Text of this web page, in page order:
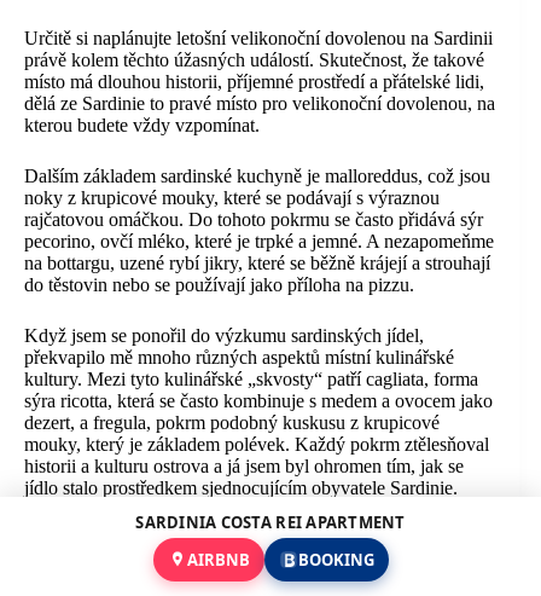
Určitě si naplánujte letošní velikonoční dovolenou na Sardinii
právě kolem těchto úžasných událostí. Skutečnost, že takové
místo má dlouhou historii, příjemné prostředí a přátelské lidi,
dělá ze Sardinie to pravé místo pro velikonoční dovolenou, na
kterou budete vždy vzpomínat.
Dalším základem sardinské kuchyně je malloreddus, což jsou
noky z krupicové mouky, které se podávají s výraznou
rajčatovou omáčkou. Do tohoto pokrmu se často přidává sýr
pecorino, ovčí mléko, které je trpké a jemné. A nezapomeňme
na bottargu, uzené rybí jikry, které se běžně krájejí a strouhají
do těstovin nebo se používají jako příloha na pizzu.
Když jsem se ponořil do výzkumu sardinských jídel,
překvapilo mě mnoho různých aspektů místní kulinářské
kultury. Mezi tyto kulinářské „skvosty“ patří cagliata, forma
sýra ricotta, která se často kombinuje s medem a ovocem jako
dezert, a fregula, pokrm podobný kuskusu z krupicové
mouky, který je základem polévek. Každý pokrm ztělesňoval
historii a kulturu ostrova a já jsem byl ohromen tím, jak se
jídlo stalo prostředkem sjednocujícím obyvatele Sardinie.
Ochutnávky vín a místních specialit
Sardinie nejvíce osloví milovníky vína, protože je zdrojem
SARDINIA COSTA REI APARTMENT
AIRBNB
BOOKING